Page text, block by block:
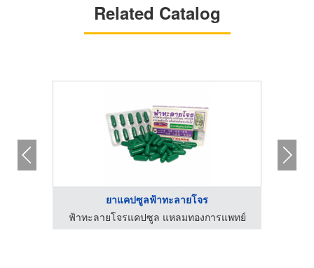
Related Catalog
ยาแคปซูลฟ้าทะลายโจร
ฟ้าทะลายโจรแคปซูล แหลมทองการแพทย์